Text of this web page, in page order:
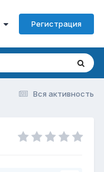
Регистрация
Вся активность